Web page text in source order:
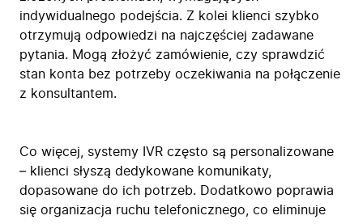
indywidualnego podejścia. Z kolei klienci szybko
otrzymują odpowiedzi na najczęściej zadawane
pytania. Mogą złożyć zamówienie, czy sprawdzić
stan konta bez potrzeby oczekiwania na połączenie
z konsultantem.
Co więcej, systemy IVR często są personalizowane
– klienci słyszą dedykowane komunikaty,
dopasowane do ich potrzeb. Dodatkowo poprawia
się organizacja ruchu telefonicznego, co eliminuje